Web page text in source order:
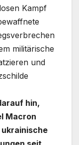
Kampf
militärische
und
hin,
Macron